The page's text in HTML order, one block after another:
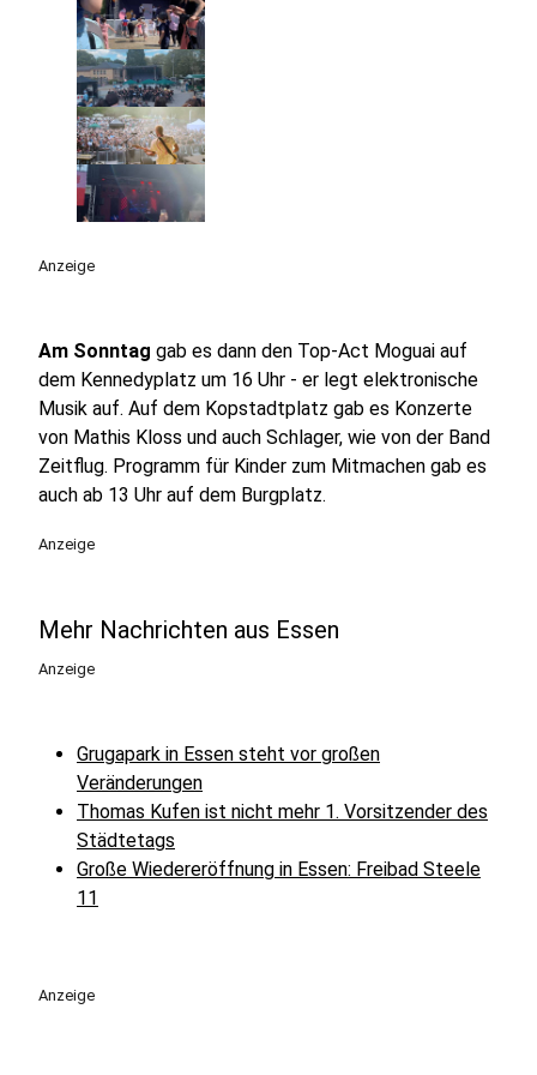
Anzeige
Am Sonntag gab es dann den Top-Act Moguai auf
dem Kennedyplatz um 16 Uhr - er legt elektronische
Musik auf. Auf dem Kopstadtplatz gab es Konzerte
von Mathis Kloss und auch Schlager, wie von der Band
Zeitflug. Programm für Kinder zum Mitmachen gab es
auch ab 13 Uhr auf dem Burgplatz.
Anzeige
Mehr Nachrichten aus Essen
Anzeige
Grugapark in Essen steht vor großen
Veränderungen
Thomas Kufen ist nicht mehr 1. Vorsitzender des
Städtetags
Große Wiedereröffnung in Essen: Freibad Steele
11
Anzeige